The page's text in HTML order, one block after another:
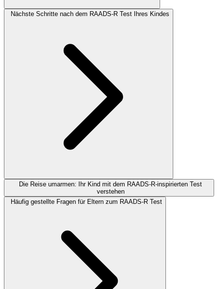
Nächste Schritte nach dem RAADS-R Test Ihres Kindes
Die Reise umarmen: Ihr Kind mit dem RAADS-R-inspirierten Test
verstehen
Häufig gestellte Fragen für Eltern zum RAADS-R Test